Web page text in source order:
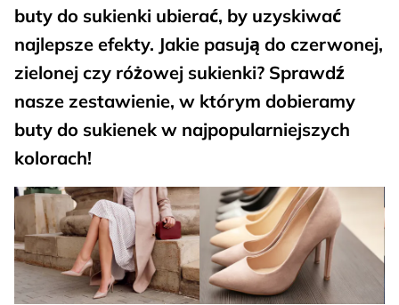
buty do sukienki ubierać, by uzyskiwać
najlepsze efekty. Jakie pasują do czerwonej,
zielonej czy różowej sukienki? Sprawdź
nasze zestawienie, w którym dobieramy
buty do sukienek w najpopularniejszych
kolorach!